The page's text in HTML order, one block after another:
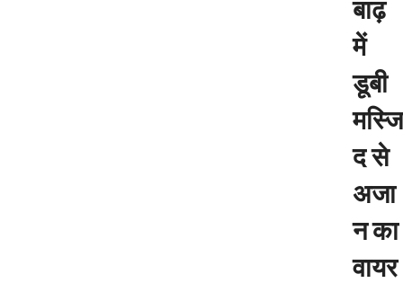
बाढ़
में
डूबी
मस्जि
द से
अजा
न का
वायर